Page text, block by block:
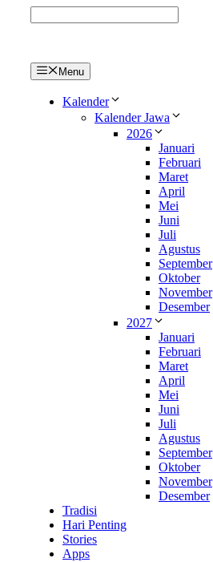
Menu
Kalender
Kalender Jawa
2026
Januari
Februari
Maret
April
Mei
Juni
Juli
Agustus
September
Oktober
November
Desember
2027
Januari
Februari
Maret
April
Mei
Juni
Juli
Agustus
September
Oktober
November
Desember
Tradisi
Hari Penting
Stories
Apps